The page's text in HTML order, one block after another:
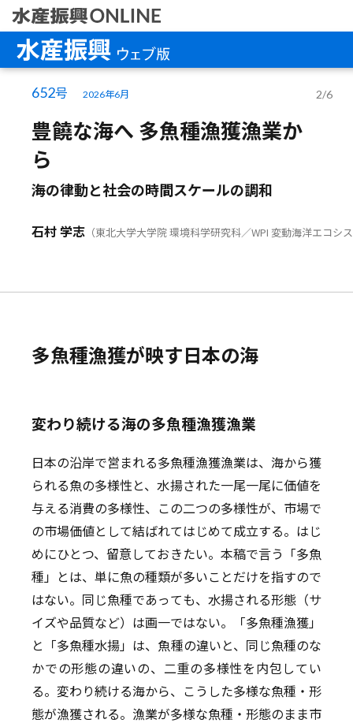
水産振興
水産振興コ
652号 2026年6月 2/6
豊饒な海へ 多魚種漁獲漁業か
ら
海の律動と社会の時間スケールの調和
石村 学志 （東北大学大学院 環境科学研究科／WPI 変動海洋エコシ
多魚種漁獲が映す日本の海
変わり続ける海の多魚種漁獲漁業
日本の沿岸で営まれる多魚種漁獲漁業は、海から獲
られる魚の多様性と、水揚された一尾一尾に価値を
与える消費の多様性、この二つの多様性が、市場で
の市場価値として結ばれてはじめて成立する。はじ
めにひとつ、留意しておきたい。本稿で言う「多魚
種」とは、単に魚の種類が多いことだけを指すので
はない。同じ魚種であっても、水揚される形態（サ
イズや品質など）は画一ではない。「多魚種漁獲」
と「多魚種水揚」は、魚種の違いと、同じ魚種のな
かでの形態の違いの、二重の多様性を内包してい
る。変わり続ける海から、こうした多様な魚種・形
態が漁獲される。漁業が多様な魚種・形態のまま市